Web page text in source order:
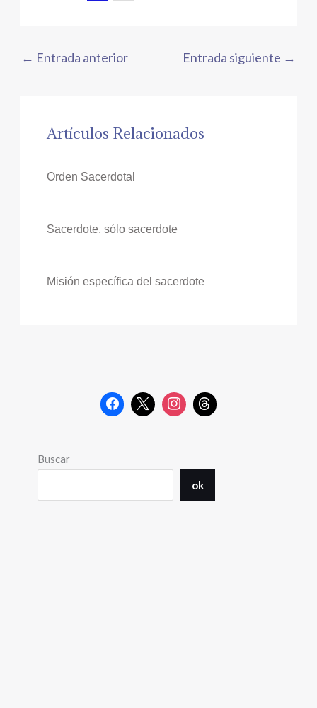
← Entrada anterior Entrada siguiente →
Artículos Relacionados
Orden Sacerdotal
Sacerdote, sólo sacerdote
Misión específica del sacerdote
Buscar
ok